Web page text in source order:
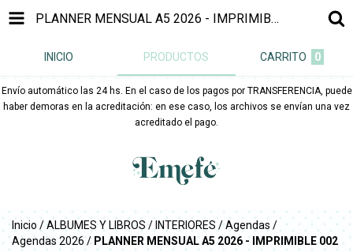
PLANNER MENSUAL A5 2026 - IMPRIMIBLE 002
INICIO PRODUCTOS CARRITO 0
Envío automático las 24 hs. En el caso de los pagos por TRANSFERENCIA, puede
haber demoras en la acreditación: en ese caso, los archivos se envían una vez
acreditado el pago.
Inicio /ALBUMES Y LIBROS / INTERIORES /Agendas /
Agendas 2026 / PLANNER MENSUAL A5 2026 - IMPRIMIBLE 002